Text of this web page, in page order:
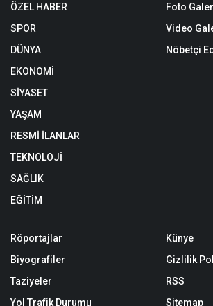
ÖZEL HABER
SPOR
DÜNYA
EKONOMİ
SİYASET
YAŞAM
RESMİ İLANLAR
TEKNOLOJİ
SAĞLIK
EĞİTİM
Foto
Video
Nöbetçi
Röportajlar
Biyografiler
Taziyeler
Yol Trafik Durumu
Künye
Gizlilik
RSS
Sitemap